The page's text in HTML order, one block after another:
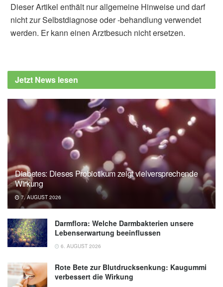
Dieser Artikel enthält nur allgemeine Hinweise und darf
nicht zur Selbstdiagnose oder -behandlung verwendet
werden. Er kann einen Arztbesuch nicht ersetzen.
Jetzt News lesen
Diabetes: Dieses Probiotikum zeigt vielversprechende
Wirkung
7. AUGUST 2026
Darmflora: Welche Darmbakterien unsere
Lebenserwartung beeinflussen
6. AUGUST 2026
Rote Bete zur Blutdrucksenkung: Kaugummi
verbessert die Wirkung